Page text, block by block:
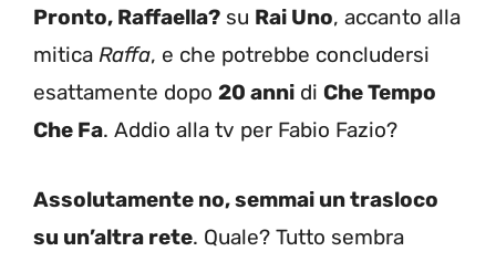
Pronto, Raffaella? su Rai Uno, accanto alla
mitica Raffa, e che potrebbe concludersi
esattamente dopo 20 anni di Che Tempo
Che Fa. Addio alla tv per Fabio Fazio?
Assolutamente no, semmai un trasloco
su un’altra rete. Quale? Tutto sembra